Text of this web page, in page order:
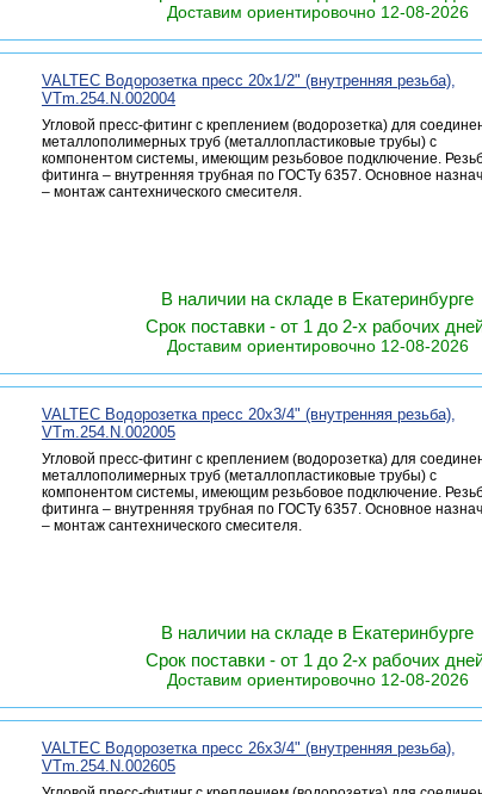
Доставим ориентировочно 12-08-2026
VALTEC Водорозетка пресс 20х1/2" (внутренняя резьба),
VTm.254.N.002004
Угловой пресс-фитинг с креплением (водорозетка) для
металлополимерных труб (металлопластиковые трубы) с
компонентом системы, имеющим резьбовое подключение.
фитинга – внутренняя трубная по ГОСТу 6357. Основное
– монтаж сантехнического смесителя.
В наличии на складе в Екатеринбурге
Срок поставки - от 1 до 2-х рабочих
Доставим ориентировочно 12-08-2026
VALTEC Водорозетка пресс 20х3/4" (внутренняя резьба),
VTm.254.N.002005
Угловой пресс-фитинг с креплением (водорозетка) для
металлополимерных труб (металлопластиковые трубы) с
компонентом системы, имеющим резьбовое подключение.
фитинга – внутренняя трубная по ГОСТу 6357. Основное
– монтаж сантехнического смесителя.
В наличии на складе в Екатеринбурге
Срок поставки - от 1 до 2-х рабочих
Доставим ориентировочно 12-08-2026
VALTEC Водорозетка пресс 26х3/4" (внутренняя резьба),
VTm.254.N.002605